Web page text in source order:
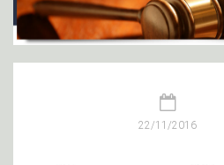
22/11/2016